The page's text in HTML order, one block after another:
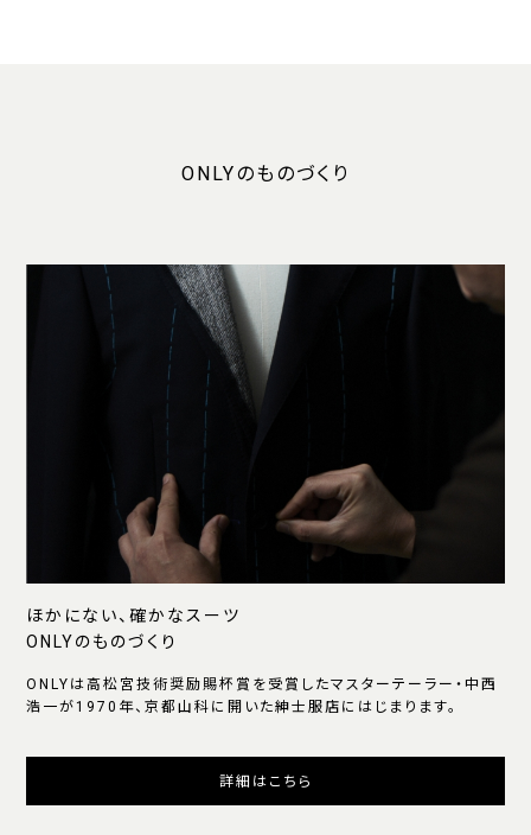
ONLYのものづくり
ほかにない、確かなスーツ
ONLYのものづくり
ONLYは高松宮技術奨励賜杯賞を受賞したマスターテーラー・中西
浩一が1970年、京都山科に開いた紳士服店にはじまります。
詳細はこちら